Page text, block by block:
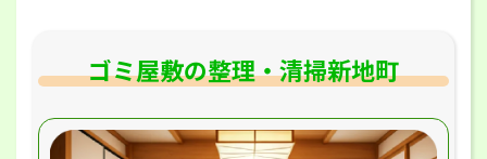
ゴミ屋敷の整理・清掃新地町